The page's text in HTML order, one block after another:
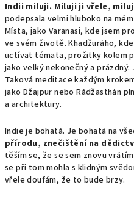
Indii miluji. Miluji ji vřele,
podepsala velmi hluboko na
Místa, jako Varanasi, kde jsem
ve svém životě. Khadžuráho,
uctívat témata, prožitky kolem
jako velký nekonečný a prázdný.
Taková meditace každým
jako Džajpur nebo Rádžasthán
a architektury.
Indie je bohatá. Je bohatá na
přírodu, znečištění na
těším se, že se sem znovu
se při tom mohla s klidným
vřele doufám, že to bude brzy.